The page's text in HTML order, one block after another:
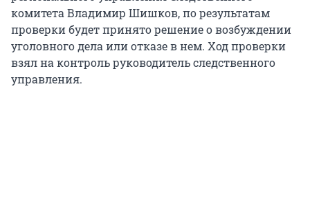
комитета Владимир Шишков, по результатам
проверки будет принято решение о возбуждении
уголовного дела или отказе в нем. Ход проверки
взял на контроль руководитель следственного
управления.